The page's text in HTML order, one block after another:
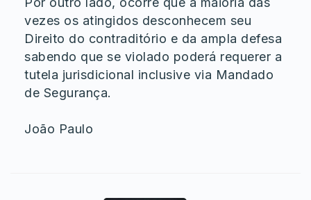
vezes os atingidos desconhecem seu
Direito do contraditório e da ampla defesa
sabendo que se violado poderá requerer a
tutela jurisdicional inclusive via Mandado
de Segurança.
João Paulo